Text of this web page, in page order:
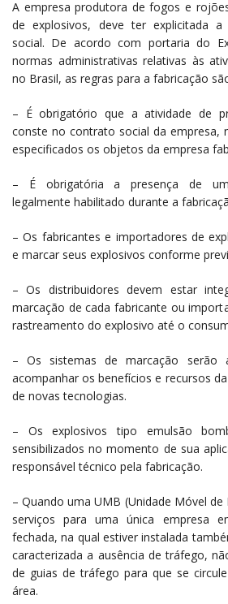
A empresa produtora de fogos e
de explosivos, deve ter explicitada
social. De acordo com portaria do
normas administrativas relativas às
no Brasil, as regras para a fabricação
– É obrigatório que a atividade de
conste no contrato social da empresa,
especificados os objetos da empresa
– É obrigatória a presença de um
legalmente habilitado durante a
– Os fabricantes e importadores de
e marcar seus explosivos conforme
– Os distribuidores devem estar
marcação de cada fabricante ou
rastreamento do explosivo até o
– Os sistemas de marcação serão
acompanhar os benefícios e recursos
de novas tecnologias.
– Os explosivos tipo emulsão
sensibilizados no momento de sua
responsável técnico pela fabricação.
– Quando uma UMB (Unidade Móvel
serviços para uma única empresa
fechada, na qual estiver instalada
caracterizada a ausência de tráfego,
de guias de tráfego para que se
área.